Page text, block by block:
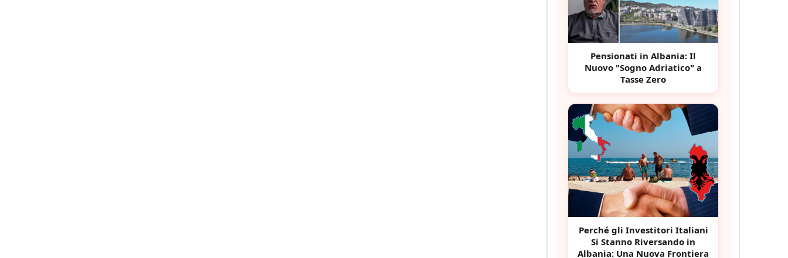
Pensionati in Albania: Il
Nuovo "Sogno Adriatico" a
Tasse Zero
Perché gli Investitori Italiani
Si Stanno Riversando in
Albania: Una Nuova Frontiera